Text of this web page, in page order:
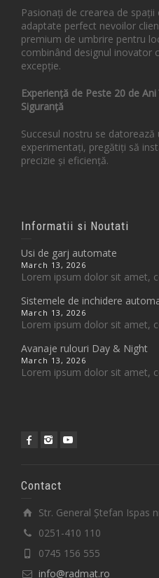
Pasionați de crearea de
adaptate perfect nevoilor
premium de umbrire pentru
combinând designul inovator
excepție.
Experiență de Peste 20 de
Siguranță
Succesul nostru se datorează
experimentați, pregătiți să
precizie și eficiență.
Informatii si Noutati
Usi de garj automate
March 13, 2026
Lorem ipsum dolor sit amet,
Sistemele de inchidere
March 13, 2026
Lorem ipsum dolor sit amet,
Avanaje rulouri Day & Night
March 13, 2026
Lorem ipsum dolor sit amet,
Contact
Str. General Ștefan Ispas
0251-410 110
0745 156 555
info@radmat.ro